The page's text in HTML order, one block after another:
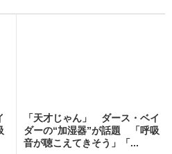
「天才じゃん」 ダース・ベイ
ダーの“加湿器”が話題 「呼吸
音が聴こえてきそう」「...